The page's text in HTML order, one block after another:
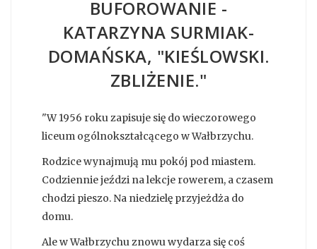
BUFOROWANIE -
KATARZYNA SURMIAK-
DOMAŃSKA, "KIEŚLOWSKI.
ZBLIŻENIE."
"W 1956 roku zapisuje się do wieczorowego
liceum ogólnokształcącego w Wałbrzychu.
Rodzice wynajmują mu pokój pod miastem.
Codziennie jeździ na lekcje rowerem, a czasem
chodzi pieszo. Na niedzielę przyjeżdża do
domu.
Ale w Wałbrzychu znowu wydarza się coś